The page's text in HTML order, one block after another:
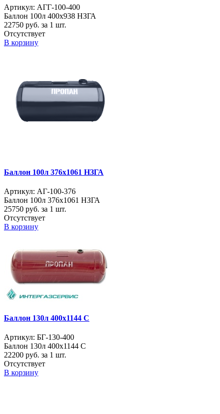
Артикул: АГГ-100-400
Баллон 100л 400х938 НЗГА
22750 руб. за 1 шт.
Отсутствует
В корзину
Баллон 100л 376х1061 НЗГА
Артикул: АГ-100-376
Баллон 100л 376х1061 НЗГА
25750 руб. за 1 шт.
Отсутствует
В корзину
Баллон 130л 400х1144 С
Артикул: БГ-130-400
Баллон 130л 400х1144 С
22200 руб. за 1 шт.
Отсутствует
В корзину